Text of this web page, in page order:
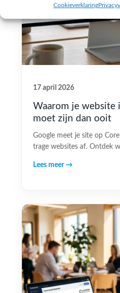
Cookieverklaring
17 april 2026
Waarom je website
moet zijn dan ooit
Google meet je site op
trage websites af. Ontdek
Lees meer →